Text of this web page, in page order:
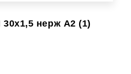
30x1,5 нерж A2 (1)